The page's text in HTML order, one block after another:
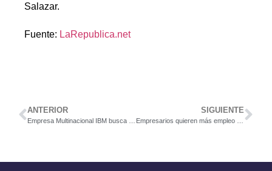
Salazar.
Fuente: LaRepublica.net
ANTERIOR SIGUIENTE